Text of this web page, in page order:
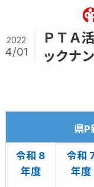
ＰＴＡ
ックナ
2022
4/01
県
令和 8
年度
令和
年度